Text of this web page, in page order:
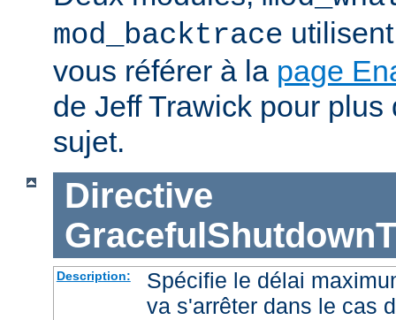
mod_backtrace
vous référer à la page
de Jeff Trawick pour
sujet.
Directive
Description:
Spécifie le délai
va s'arrêter dans le cas